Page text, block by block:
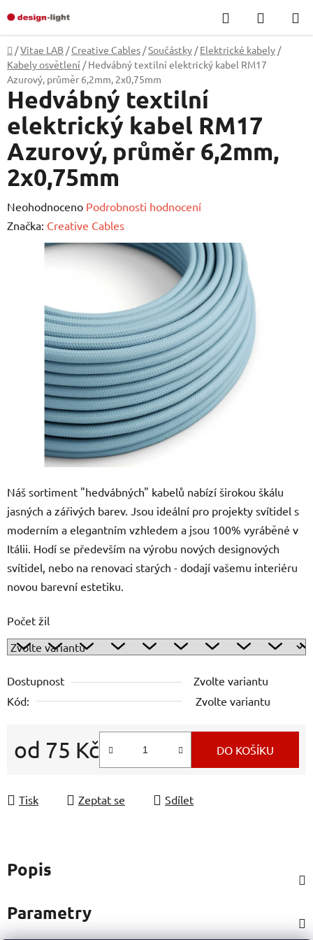
na
obsah
Hledat
KOŠÍK
Domů
/Vitae LAB / Creative Cables /Součástky / Elektrické kabely /
Kabely osvětlení / Hedvábný textilní elektrický kabel RM17
Azurový, průměr 6,2mm, 2x0,75mm
Náš sortiment "hedvábných" kabelů nabízí širokou škálu
jasných a zářivých barev. Jsou ideální pro projekty svítidel s
moderním a elegantním vzhledem a jsou 100% vyráběné v
Itálii. Hodí se především na výrobu nových designových
svítidel, nebo na renovaci starých - dodají vašemu interiéru
novou barevní estetiku.
Počet žil
Dostupnost
Zvolte variantu
Kód:
Zvolte variantu
od 75 Kč DO KOŠÍKU
Tisk Zeptat se Sdílet
Hedvábný textilní
elektrický kabel RM17
Azurový, průměr 6,2mm,
2x0,75mm
Průměrné
hodnocení
produktu
hvězdiček.
Neohodnoceno Podrobnosti hodnocení
Značka: Creative Cables
Popis
Parametry